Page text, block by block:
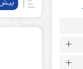
انواع باتری
تست و کنترل
طول عمر باتری
باتری هوشمند
بسته بندی و ایمنی
روش های شارژ